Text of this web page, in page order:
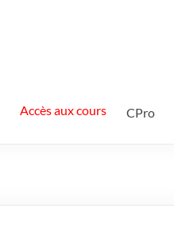
Accès aux cours CPro